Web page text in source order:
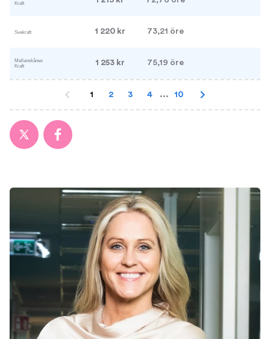
1 220 kr 73,21 öre
1 253 kr 75,19 öre
1 2 3 4 ... 10